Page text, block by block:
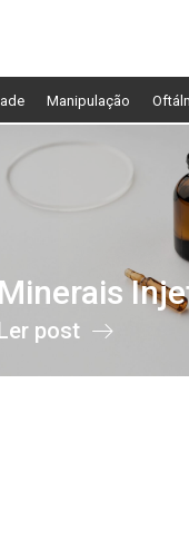
Manipulação
Minerais
post